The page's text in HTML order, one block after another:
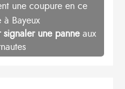
une coupure en ce
à Bayeux
une panneaux